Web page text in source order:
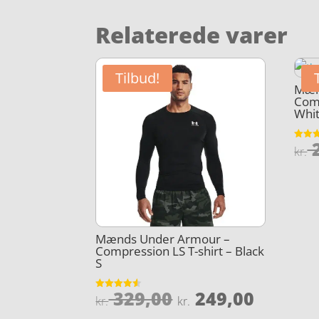
Relaterede varer
Tilbud!
Mænds Under Armour –
Compression LS T-shirt – Black
S
Vurderet
4.5
kr.329,00 Den
kr. 249,00
4.1
kr.